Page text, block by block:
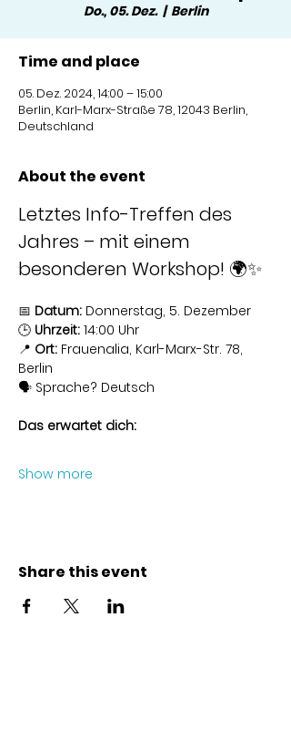
Do., 05. Dez.
  |
Berlin
Time and place
05. Dez. 2024, 14:00 – 15:00
Berlin, Karl-Marx-Straße 78, 12043 Berlin,
Deutschland
About the event
Letztes Info-Treffen des
Jahres – mit einem
besonderen Workshop! 🌍✨
📅 Datum: Donnerstag, 5. Dezember
🕒 Uhrzeit: 14:00 Uhr
📍 Ort: Frauenalia, Karl-Marx-Str. 78,
Berlin
🗣 Sprache? Deutsch
Das erwartet dich:
Show more
Share this event